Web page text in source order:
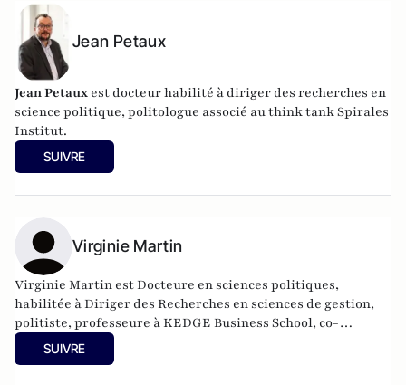
Jean Petaux
Jean Petaux est docteur habilité à diriger des recherches en
science politique, politologue associé au think tank Spirales
Institut.
SUIVRE
Virginie Martin
Virginie Martin est Docteure en sciences politiques,
habilitée à Diriger des Recherches en sciences de gestion,
politiste, professeure à KEDGE Business School, co-
responsable du comité scientifique de la Revue Politique et
Parlementaire.
SUIVRE